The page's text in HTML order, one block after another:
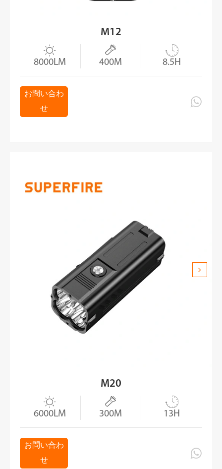
M12

8000LM

400M

8.5H
お問い合わ
せ

M20

6000LM

300M

13H
お問い合わ
せ
